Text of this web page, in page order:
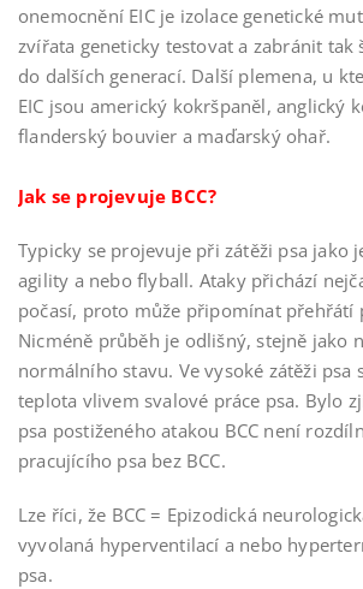
onemocnění EIC je izolace genetické
zvířata geneticky testovat a zabránit tak
do dalších generací. Další plemena, u
EIC jsou americký kokršpaněl, anglický
flanderský bouvier a maďarský ohař.
Jak se projevuje BCC?
Typicky se projevuje při zátěži psa jako
agility a nebo flyball. Ataky přichází
počasí, proto může připomínat přehřátí
Nicméně průběh je odlišný, stejně jako
normálního stavu. Ve vysoké zátěži psa
teplota vlivem svalové práce psa. Bylo
psa postiženého atakou BCC není
pracujícího psa bez BCC.
Lze říci, že BCC = Epizodická
vyvolaná hyperventilací a nebo
psa.